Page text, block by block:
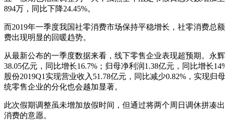
894万，同比下降24.45%。
而2019年一季度我国社零消费市场保持平稳增长，社零消费总
费出现明显的回暖趋势。
从最新公布的一季度数据来看，线下零售企业表现超预期。永
38.05亿元，同比增长16.7%；归母净利润1.38亿元，同比增长
股份2019Q1实现营业收入51.78亿元，同比减少0.82%，实现
统零售企业的分化也会越加显著。
此次假期调整虽未增加放假时间，但通过将两个周日调休拼凑
消费的意愿。